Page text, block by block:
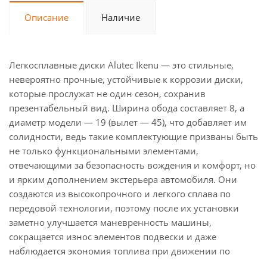
Описание Наличие
Легкосплавные диски Alutec Ikenu — это стильные,
невероятно прочные, устойчивые к коррозии диски,
которые прослужат не один сезон, сохранив
презентабельный вид. Ширина обода составляет 8, а
диаметр модели — 19 (вылет — 45), что добавляет им
солидности, ведь такие комплектующие призваны быть
не только функциональными элементами,
отвечающими за безопасность вождения и комфорт, но
и ярким дополнением экстерьера автомобиля. Они
создаются из высокопрочного и легкого сплава по
передовой технологии, поэтому после их установки
заметно улучшается маневренность машины,
сокращается износ элементов подвески и даже
наблюдается экономия топлива при движении по